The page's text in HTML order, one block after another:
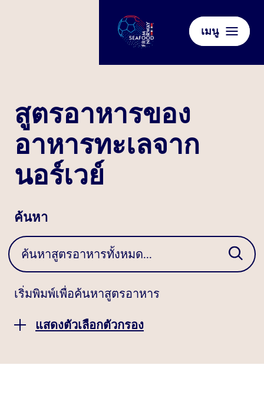
เมนู
สูตรอาหารของ
อาหารทะเลจาก
นอร์เวย์
ค้นหา
เริ่มพิมพ์เพื่อค้นหาสูตรอาหาร
แสดงตัวเลือกตัวกรอง